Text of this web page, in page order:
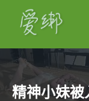
精神小妹被